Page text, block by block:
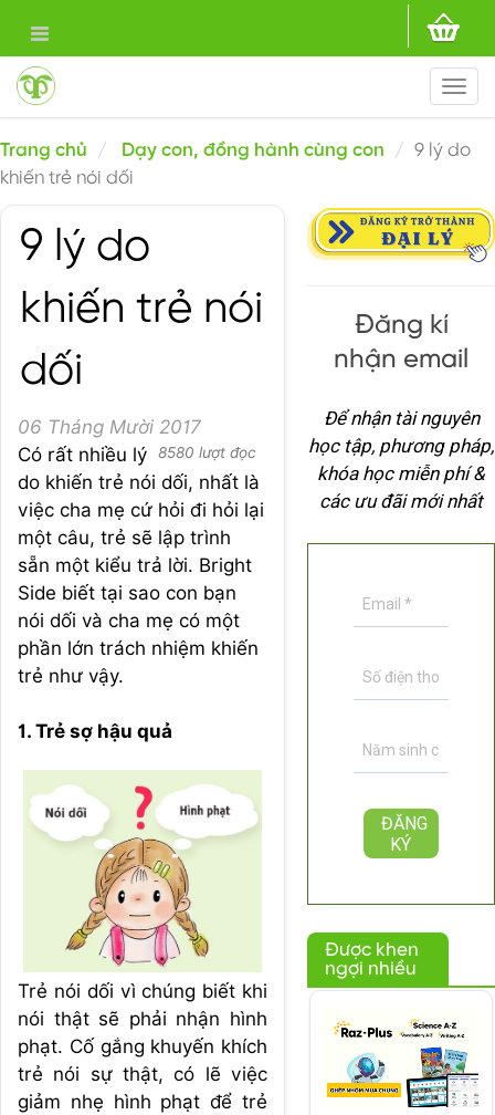
Trang chủ Dạy con, đồng hành cùng con
9 lý do
khiến trẻ nói dối
9 lý do
khiến trẻ nói
dối
06 Tháng Mười 2017
8580 lượt đọc
Có rất nhiều lý
do khiến trẻ nói dối, nhất là
việc cha mẹ cứ hỏi đi hỏi lại
một câu, trẻ sẽ lập trình
sẵn một kiểu trả lời. Bright
Side biết tại sao con bạn
nói dối và cha mẹ có một
phần lớn trách nhiệm khiến
trẻ như vậy.
1. Trẻ sợ hậu quả
Trẻ nói dối vì chúng biết khi
nói thật sẽ phải nhận hình
phạt. Cố gắng khuyến khích
trẻ nói sự thật, có lẽ việc
giảm nhẹ hình phạt để trẻ
Đăng kí
nhận email
Để nhận tài nguyên
học tập, phương pháp,
khóa học miễn phí &
các ưu đãi mới nhất
Được khen
ngợi nhiều